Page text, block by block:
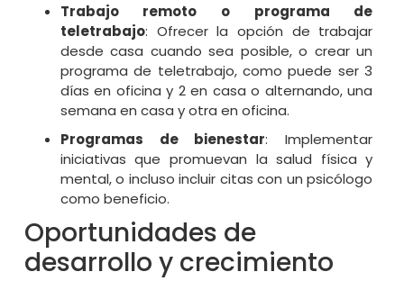
Trabajo remoto o programa de
teletrabajo: Ofrecer la opción de trabajar
desde casa cuando sea posible, o crear un
programa de teletrabajo, como puede ser 3
días en oficina y 2 en casa o alternando, una
semana en casa y otra en oficina.
Programas de bienestar: Implementar
iniciativas que promuevan la salud física y
mental, o incluso incluir citas con un psicólogo
como beneficio.
Oportunidades de
desarrollo y crecimiento